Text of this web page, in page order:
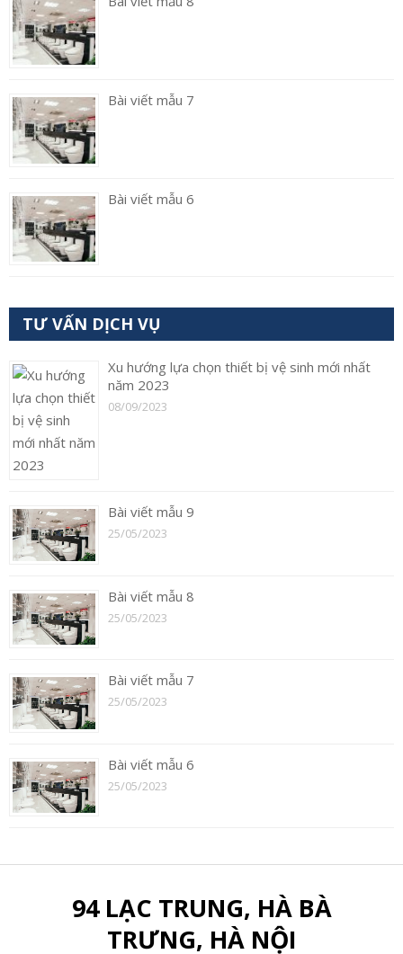
Bài viết mẫu 7
Bài viết mẫu 6
TƯ VẤN DỊCH VỤ
Xu hướng lựa chọn thiết bị vệ sinh mới nhất
năm 2023
08/09/2023
Bài viết mẫu 9
25/05/2023
Bài viết mẫu 8
25/05/2023
Bài viết mẫu 7
25/05/2023
Bài viết mẫu 6
25/05/2023
94 LẠC TRUNG, HÀ BÀ
TRƯNG, HÀ NỘI